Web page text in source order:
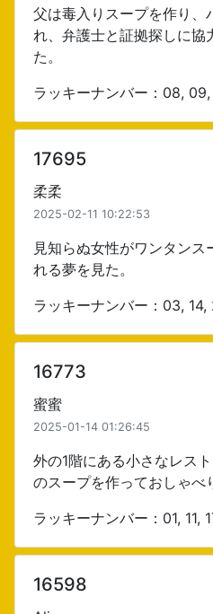
父は毒入りスープを作り、
れ、弁護士と証拠探しに協
た。
ラッキーナンバー：08, 09,
17695
柔柔
2025-02-11 10:22:53
見知らぬ女性がワンタンス
れる夢を見た。
ラッキーナンバー：03,
16773
蜜蜜
2025-01-14 01:26:45
外の1階にある小さなレス
のスープを作っておしゃべ
ラッキーナンバー：01, 11,
16598